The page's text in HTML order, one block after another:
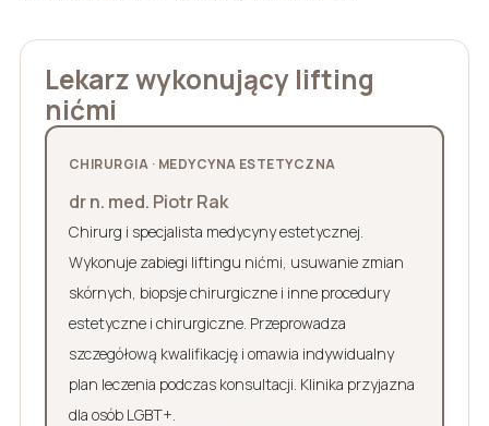
Lekarz wykonujący lifting
nićmi
CHIRURGIA · MEDYCYNA ESTETYCZNA
dr n. med. Piotr Rak
Chirurg i specjalista medycyny estetycznej.
Wykonuje zabiegi liftingu nićmi, usuwanie zmian
skórnych, biopsje chirurgiczne i inne procedury
estetyczne i chirurgiczne. Przeprowadza
szczegółową kwalifikację i omawia indywidualny
plan leczenia podczas konsultacji. Klinika przyjazna
dla osób LGBT+.